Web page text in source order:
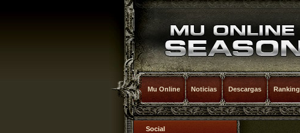
Mu Online Noticias Descargas Ranking
Social